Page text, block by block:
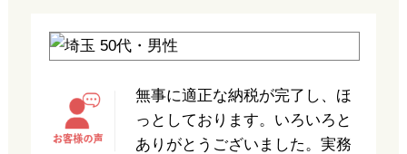
無事に適正な納税が完了し、ほ
っとしております。いろいろと
ありがとうございました。実務